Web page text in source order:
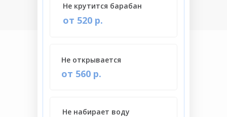
Не набирает воду
от 520 р.
Не крутится барабан
от 560 р.
Не открывается